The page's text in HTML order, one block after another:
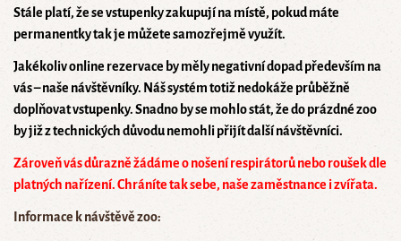
Stále platí, že se vstupenky zakupují na místě, pokud máte
permanentky tak je můžete samozřejmě využít.
Jakékoliv online rezervace by měly negativní dopad především na
vás – naše návštěvníky. Náš systém totiž nedokáže průběžně
doplňovat vstupenky. Snadno by se mohlo stát, že do prázdné zoo
by již z technických důvodu nemohli přijít další návštěvníci.
Zároveň vás důrazně žádáme o nošení respirátorů nebo roušek dle
platných nařízení. Chráníte tak sebe, naše zaměstnance i zvířata.
Informace k návštěvě zoo: